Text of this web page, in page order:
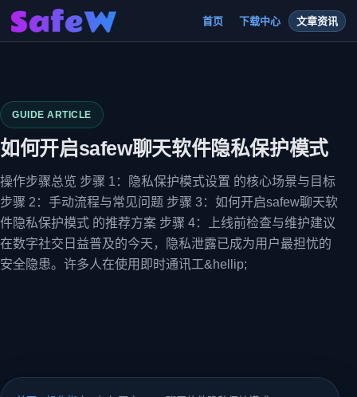
首页 下载中心 文章资讯
GUIDE ARTICLE
如何开启safew聊天软件隐私保护模式
操作步骤总览 步骤 1：隐私保护模式设置 的核心场景与目标
步骤 2：手动流程与常见问题 步骤 3：如何开启safew聊天软
件隐私保护模式 的推荐方案 步骤 4：上线前检查与维护建议
在数字社交日益普及的今天，隐私泄露已成为用户最担忧的
安全隐患。许多人在使用即时通讯工&hellip;